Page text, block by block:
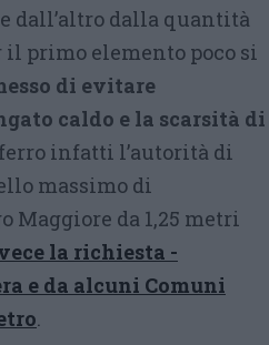
dall’altro dalla quantità
il primo elemento poco si
di evitare
caldo e la scarsità di
infatti l’autorità di
massimo di
Maggiore da 1,25 metri
la richiesta -
e da alcuni Comuni
.